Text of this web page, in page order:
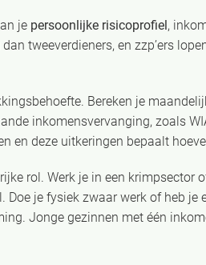
je persoonlijke risicoprofiel,
tweeverdieners, en zzp’ers
Bereken je
inkomensvervanging, zoals
en deze uitkeringen bepaalt
rol. Werk je in een krimpsector
je fysiek zwaar werk of heb je
Jonge gezinnen met één